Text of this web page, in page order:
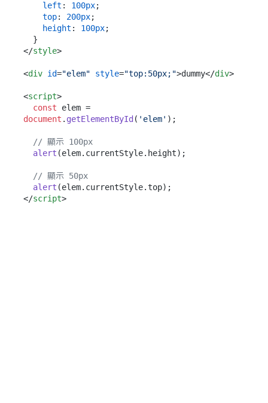
left : 100px;
top: 200px;
height : 100px;
</style>
<div id="elem" style="top:50px;">dummy</div>
<script>
const
document . getElementById ( 'elem' );
// 顯示 100px
alert (elem. currentStyle. height);
// 顯示 50px
alert (elem. currentStyle.top
</script>